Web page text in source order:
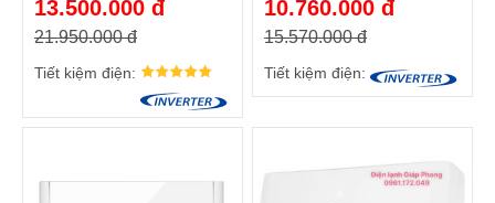
13.500.000 đ
21.950.000 đ
Tiết kiệm điện:
10.760.000 đ
15.570.000 đ
Tiết kiệm điện: